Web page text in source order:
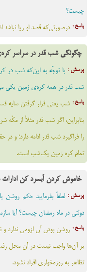
چیست؟
پاسخ : درصورتی‌که قصد او ریا نباشد
چگونگی شب قدر در سراسر
پرسش : با توجّه به این‌که شب در
شب قدر در همه کره‌ی زمین یکی
پاسخ : شب يعنى قرار گرفتن سايه
بنابراين، اگر شب قدر مثلاً از مكّه
تمام كره زمين یک‌شب است.
خاموش کردن آبسرد کن ادارات
پرسش : لطفاً بفرمایید حکم
دولتی در ماه رمضان چیست؟ آیا
پاسخ : روشن بودن آن لزومی ندارد و
بر آن‌ها واجب نیست در آن محل
تظاهر به‌ روزه‌خواری افراد نشود.